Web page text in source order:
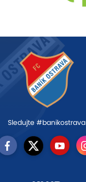
Sledujte #banikostrava